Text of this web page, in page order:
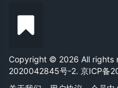
Copyright © 2026 All rights
2020042845号-2. 京ICP备